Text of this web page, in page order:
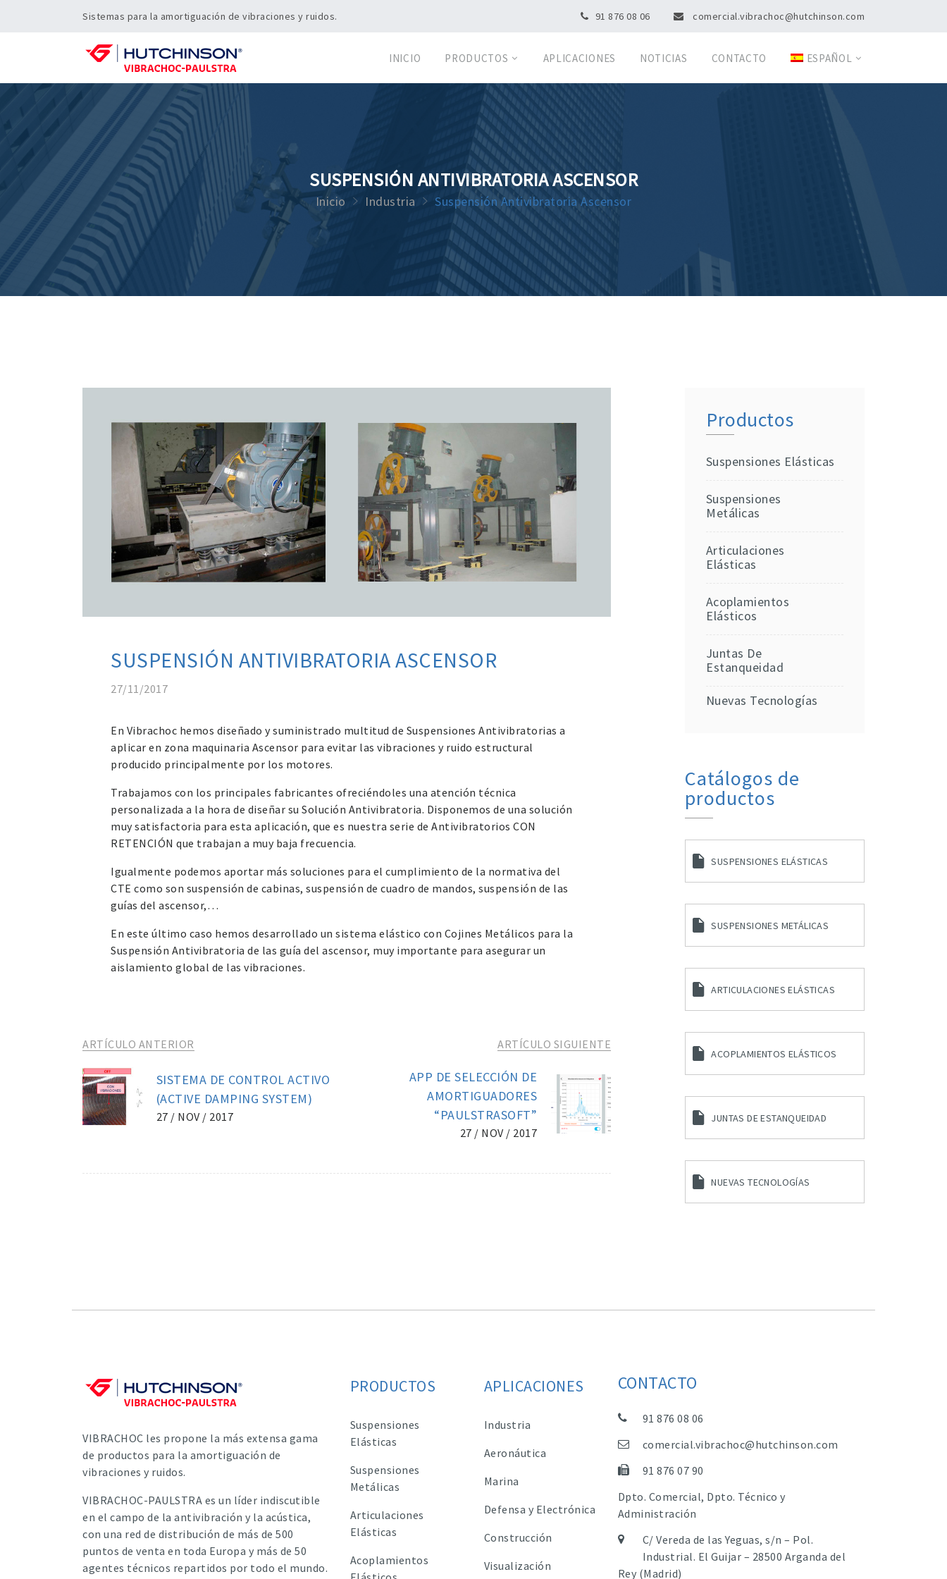
Sistemas para la amortiguación de vibraciones y ruidos. 91 876 08 06 comercial.vibrachoc@hutchinson.com
INICIO PRODUCTOS APLICACIONES NOTICIAS CONTACTO ESPAÑOL
SUSPENSIÓN ANTIVIBRATORIA ASCENSOR
Inicio Industria Suspensión Antivibratoria Ascensor
SUSPENSIÓN ANTIVIBRATORIA ASCENSOR
27/11/2017
En Vibrachoc hemos diseñado y suministrado multitud de Suspensiones Antivibratorias a
aplicar en zona maquinaria Ascensor para evitar las vibraciones y ruido estructural
producido principalmente por los motores.
Trabajamos con los principales fabricantes ofreciéndoles una atención técnica
personalizada a la hora de diseñar su Solución Antivibratoria. Disponemos de una solución
muy satisfactoria para esta aplicación, que es nuestra serie de Antivibratorios CON
RETENCIÓN que trabajan a muy baja frecuencia.
Igualmente podemos aportar más soluciones para el cumplimiento de la normativa del
CTE como son suspensión de cabinas, suspensión de cuadro de mandos, suspensión de las
guías del ascensor,…
En este último caso hemos desarrollado un sistema elástico con Cojines Metálicos para la
Suspensión Antivibratoria de las guía del ascensor, muy importante para asegurar un
aislamiento global de las vibraciones.
ARTÍCULO ANTERIOR
SISTEMA DE CONTROL ACTIVO
(ACTIVE DAMPING SYSTEM)
27 / NOV / 2017
ARTÍCULO SIGUIENTE
APP DE SELECCIÓN DE
AMORTIGUADORES
“PAULSTRASOFT”
27 / NOV / 2017
Productos
Suspensiones Elásticas
Suspensiones
Metálicas
Articulaciones
Elásticas
Acoplamientos
Elásticos
Juntas De
Estanqueidad
Nuevas Tecnologías
Catálogos de
productos
SUSPENSIONES ELÁSTICAS
SUSPENSIONES METÁLICAS
ARTICULACIONES ELÁSTICAS
ACOPLAMIENTOS ELÁSTICOS
JUNTAS DE ESTANQUEIDAD
NUEVAS TECNOLOGÍAS
VIBRACHOC les propone la más extensa gama
de productos para la amortiguación de
vibraciones y ruidos.
VIBRACHOC-PAULSTRA es un líder indiscutible
en el campo de la antivibración y la acústica,
con una red de distribución de más de 500
puntos de venta en toda Europa y más de 50
agentes técnicos repartidos por todo el mundo.
PRODUCTOS
Suspensiones
Elásticas
Suspensiones
Metálicas
Articulaciones
Elásticas
Acoplamientos
APLICACIONES
Industria
Aeronáutica
Marina
Defensa y Electrónica
Construcción
Visualización
CONTACTO
91 876 08 06
comercial.vibrachoc@hutchinson.com
91 876 07 90
Dpto. Comercial, Dpto. Técnico y
Administración
C/ Vereda de las Yeguas, s/n – Pol.
Industrial. El Guijar – 28500 Arganda del
Rey (Madrid)